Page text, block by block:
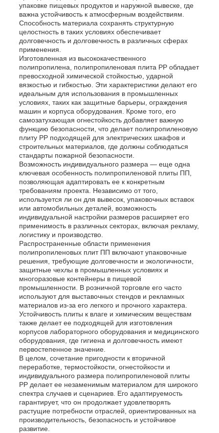
упаковке пищевых продуктов и наружной вывеске, где
важна устойчивость к атмосферным воздействиям.
Способность материала сохранять структурную
целостность в таких условиях обеспечивает
долговечность и долговечность в различных сферах
применения.
Изготовленная из высококачественного
полипропилена, полипропиленовая плита PP обладает
превосходной химической стойкостью, ударной
вязкостью и гибкостью. Эти характеристики делают его
идеальным для использования в промышленных
условиях, таких как защитные барьеры, ограждения
машин и корпуса оборудования. Кроме того, его
самозатухающая огнестойкость добавляет важную
функцию безопасности, что делает полипропиленовую
плиту PP подходящей для электрических шкафов и
строительных материалов, где должны соблюдаться
стандарты пожарной безопасности.
Возможность индивидуального размера — еще одна
ключевая особенность полипропиленовой плиты ПП,
позволяющая адаптировать ее к конкретным
требованиям проекта. Независимо от того,
используется ли он для вывесок, упаковочных вставок
или автомобильных деталей, возможность
индивидуальной настройки размеров расширяет его
применимость в различных секторах, включая рекламу,
логистику и производство.
Распространенные области применения
полипропиленовых плит ПП включают упаковочные
решения, требующие долговечности и экологичности,
защитные чехлы в промышленных условиях и
многоразовые контейнеры в пищевой
промышленности. В розничной торговле его часто
используют для выставочных стендов и рекламных
материалов из-за его легкого и прочного характера.
Устойчивость плиты к влаге и химическим веществам
также делает ее подходящей для изготовления
корпусов лабораторного оборудования и медицинского
оборудования, где гигиена и долговечность имеют
первостепенное значение.
В целом, сочетание пригодности к вторичной
переработке, термостойкости, огнестойкости и
индивидуального размера полипропиленовой плиты
PP делает ее незаменимым материалом для широкого
спектра случаев и сценариев. Его адаптируемость
гарантирует, что он продолжает удовлетворять
растущие потребности отраслей, ориентированных на
производительность, безопасность и устойчивое
развитие.